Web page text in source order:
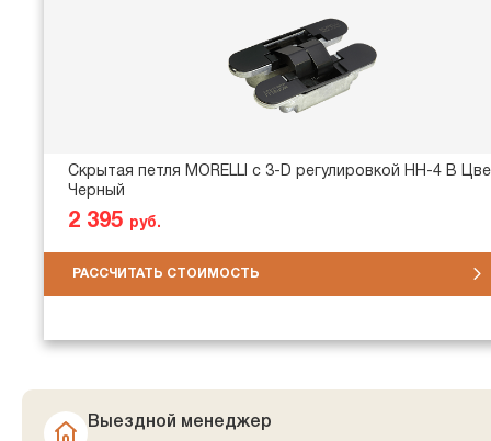
Скрытая петля MORELLI с 3-D регулировкой HH-4 B
Черный
2 395 руб.
РАССЧИТАТЬ СТОИМОСТЬ
Выездной менеджер